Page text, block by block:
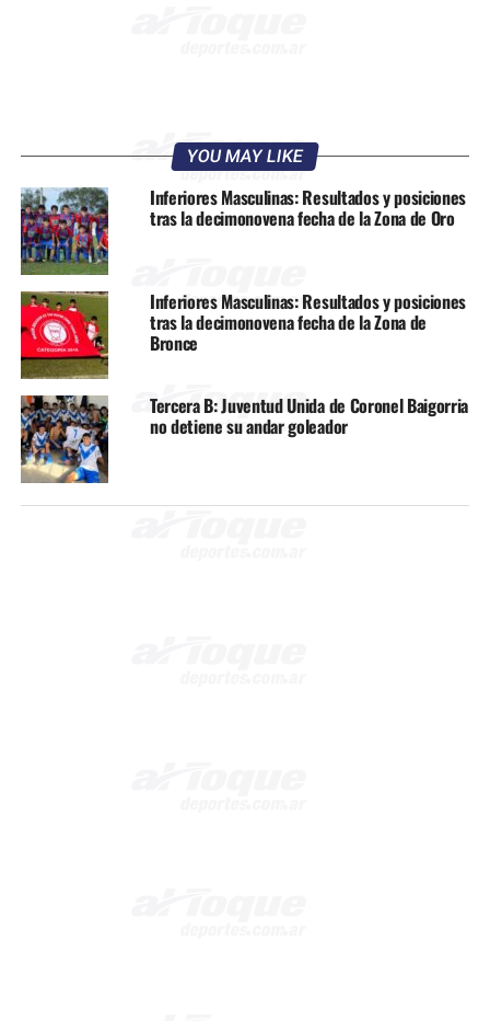
YOU MAY LIKE
Inferiores Masculinas: Resultados y posiciones
tras la decimonovena fecha de la Zona de Oro
Inferiores Masculinas: Resultados y posiciones
tras la decimonovena fecha de la Zona de
Bronce
Tercera B: Juventud Unida de Coronel Baigorria
no detiene su andar goleador